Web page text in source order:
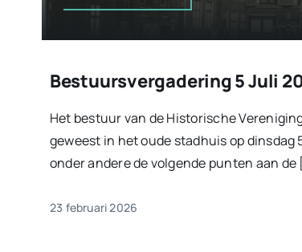
Bestuursvergadering 5 Juli
Het bestuur van de Historische
geweest in het oude stadhuis op dinsdag
onder andere de volgende punten aan de
23 februari 2026